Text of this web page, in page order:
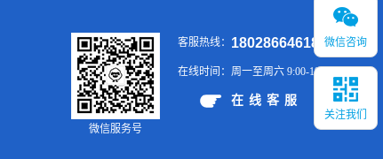
用，企业可以在
大宗交易中实现
稳定的供应和销
争力。
客服热线： 18028664618
在线时间：周一至周六 9:00-19:00
在线客服
微信服务号
微信咨询
关注我们